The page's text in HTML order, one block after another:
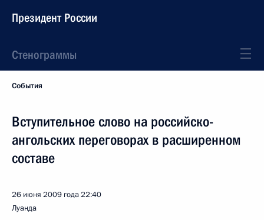
Президент России
Стенограммы
События
Вступительное слово на российско-
ангольских переговорах в расширенном
составе
26 июня 2009 года22:40
Луанда